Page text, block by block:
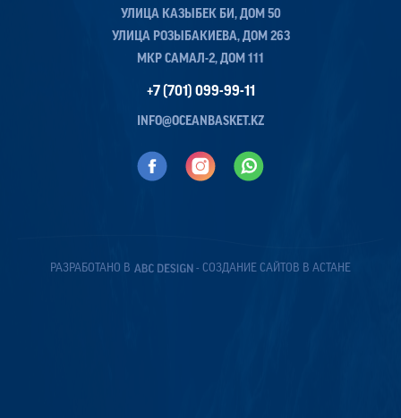
УЛИЦА КАЗЫБЕК БИ, ДОМ 50
УЛИЦА РОЗЫБАКИЕВА, ДОМ 263
МКР САМАЛ-2, ДОМ 111
+7 (701) 099-99-11
INFO@OCEANBASKET.KZ
РАЗРАБОТАНО В - СОЗДАНИЕ САЙТОВ В АСТАНЕ